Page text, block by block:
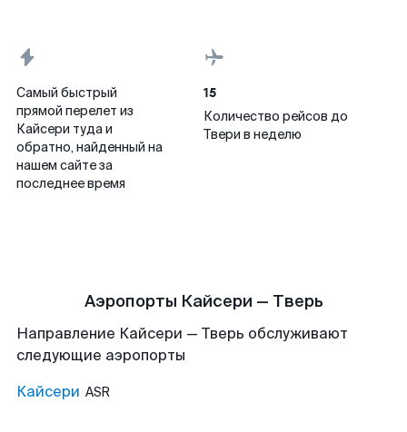
Самый быстрый
прямой перелет из
Кайсери туда и
обратно, найденный на
нашем сайте за
последнее время
15
Количество рейсов до
Твери в неделю
Аэропорты Кайсери — Тверь
Направление Кайсери — Тверь обслуживают
следующие аэропорты
Кайсери ASR